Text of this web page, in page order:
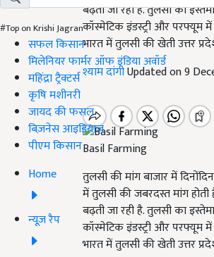
#Top on Krishi Jagran
सफल किसान
मिलेनियर फार्मर ऑफ इंडिया अवॉर्ड
महिंद्रा ट्रैक्टर्स
कृषि मशीनरी
जायद की फसल
बिज़नेस आइडियाज
पीएम किसान
Home
न्यूज़ रैप
बढ़ती जा रही है. तुलसी का
कॉस्मेटिक इंडस्ट्री और परफ्यूम
भारत में तुलसी की खेती उत्तर
श्याम दांगीUpdated on 9
Basil Farming
तुलसी की मांग बाजार में
में तुलसी की जबरदस्त मांग
बढ़ती जा रही है. तुलसी का
कॉस्मेटिक इंडस्ट्री और परफ्यूम
भारत में तुलसी की खेती उत्तर